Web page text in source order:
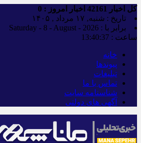
کل اخبار اخبار امروز : 0
تاریخ : شنبه, ۱۷ مرداد , ۱۴۰۵
برابر با : Saturday - 8 - August - 2026
ساعت : 13:40:38
خانه
پیوندها
تبلیغات
تماس با ما
شناسنامه سایت
آگهی های دولتی